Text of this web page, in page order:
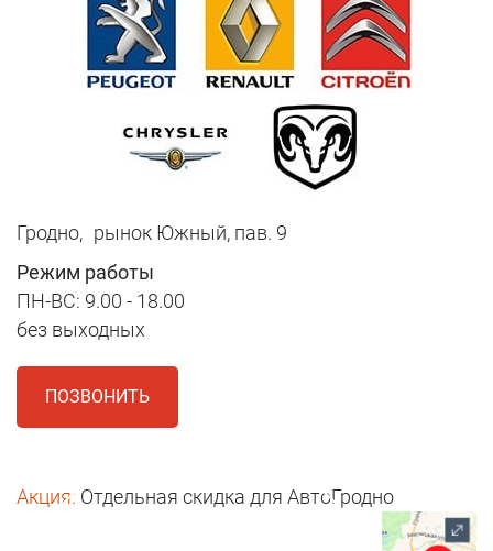
Гродно, рынок Южный, пав. 9
Режим работы
ПН-ВС: 9.00 - 18.00
без выходных
ПОЗВОНИТЬ
Акция: Отдельная скидка для АвтоГродно